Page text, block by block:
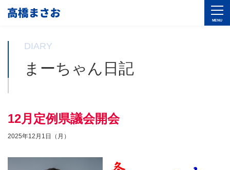
DIARY
まーちゃん日記
12月定例県議会開会
2025年12月1日（月）